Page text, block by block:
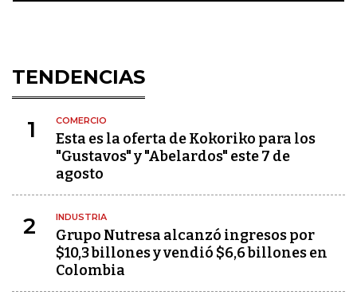
TENDENCIAS
1 COMERCIO
Esta es la oferta de Kokoriko para los
"Gustavos" y "Abelardos" este 7 de
agosto
2 INDUSTRIA
Grupo Nutresa alcanzó ingresos por
$10,3 billones y vendió $6,6 billones en
Colombia